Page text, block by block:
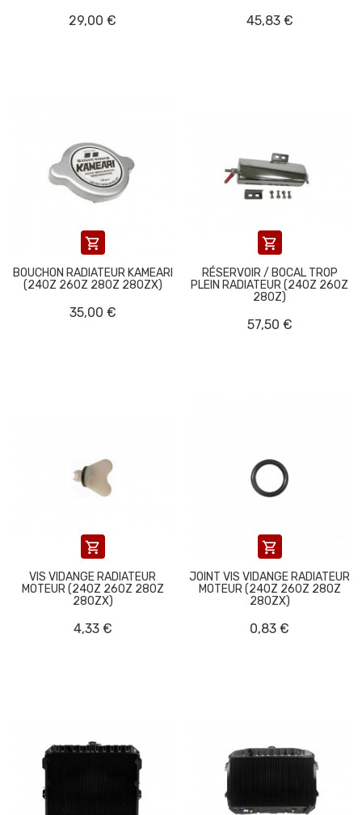
29,00 € 45,83 €

BOUCHON RADIATEUR KAMEARI
(240Z 260Z 280Z 280ZX)
35,00 €

RÉSERVOIR / BOCAL TROP
PLEIN RADIATEUR (240Z 260Z
280Z)
57,50 €

VIS VIDANGE RADIATEUR
MOTEUR (240Z 260Z 280Z
280ZX)
4,33 €

JOINT VIS VIDANGE RADIATEUR
MOTEUR (240Z 260Z 280Z
280ZX)
0,83 €